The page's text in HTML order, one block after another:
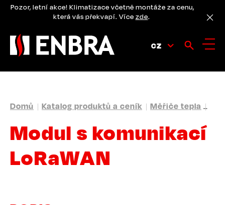
PřejítPozor, letní akce! Klimatizace včetně montáže za cenu,
která vás překvapí. Více zde.
CZ
DROBEČKOVÁ
NAVIGACE
Domů Katalog produktů a ceník Měřiče tepla
Modul s komunikací
LoRaWAN